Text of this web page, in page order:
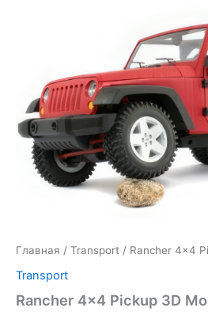
Главная / Transport / Rancher 4×4
Transport
Rancher 4×4 Pickup 3D